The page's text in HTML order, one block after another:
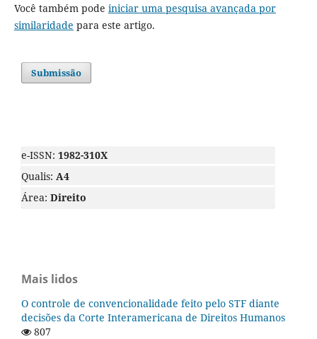
Você também pode iniciar uma pesquisa avançada por
similaridade para este artigo.
Submissão
e-ISSN: 1982-310X
Qualis: A4
Área: Direito
Mais lidos
O controle de convencionalidade feito pelo STF diante
decisões da Corte Interamericana de Direitos Humanos
807